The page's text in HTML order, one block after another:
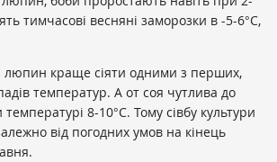
тимчасові весняні заморозки в -5-6°С,
люпин краще сіяти одними з перших,
температур. А от соя чутлива до
8-10°C. Тому сівбу культури
від погодних умов на кінець